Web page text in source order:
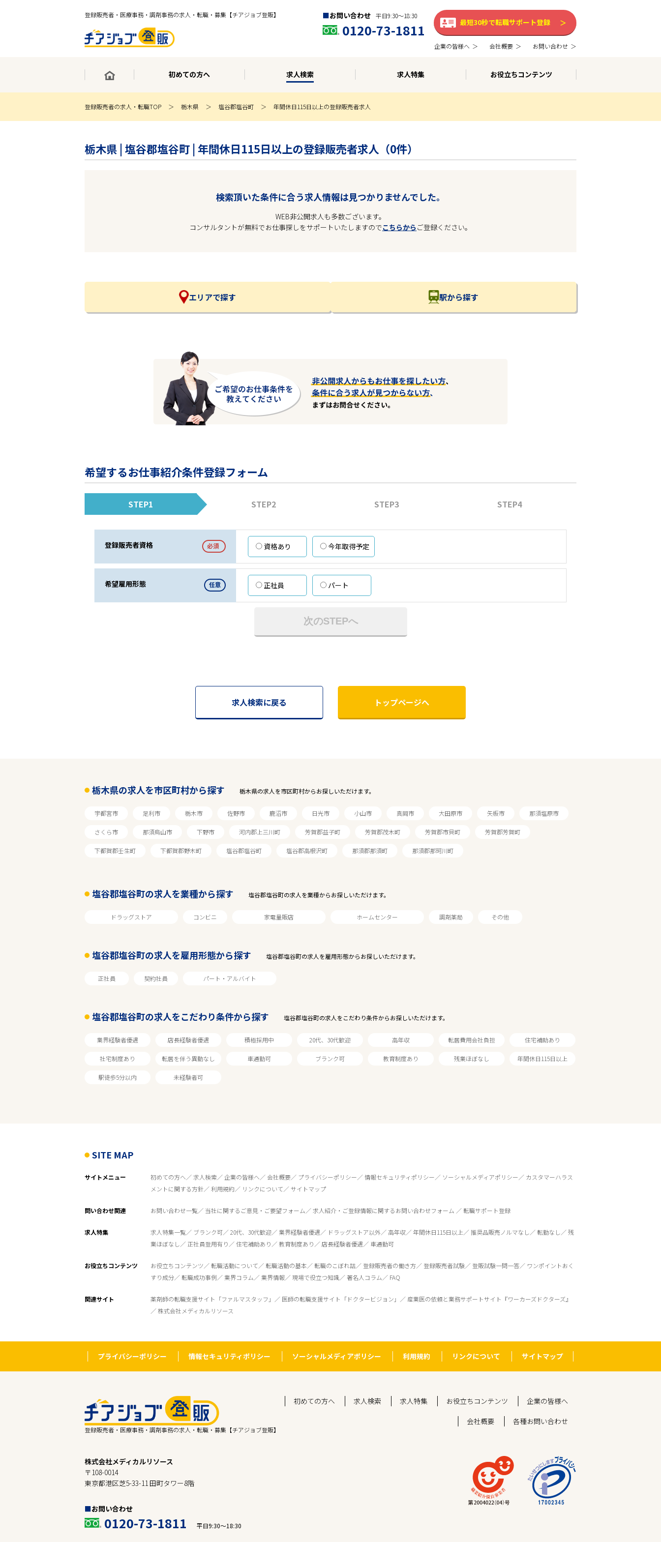
登録販売者・医療事務・調剤事務の求人・転職・募集【チアジョブ登販】 お問い合わせ 平日9:30〜18:30
0120-73-1811 最短30秒で転職サポート登録
企業の皆様へ 会社概要 お問い合わせ
初めての方へ 求人検索 求人特集 お役立ちコンテンツ
登録販売者の求人・転職TOP 栃木県 塩谷郡塩谷町 年間休日115日以上の登録販売者求人
栃木県 | 塩谷郡塩谷町 | 年間休日115日以上の登録販売者求人（0件）
検索頂いた条件に合う求人情報は見つかりませんでした。
WEB非公開求人も多数ございます。
コンサルタントが無料でお仕事探しをサポートいたしますのでこちらから ご登録ください。
エリアで探す 駅から探す
塩谷郡塩谷町
年間休日115日以上
フリーワード
0 件
希望するお仕事紹介条件登録フォーム
STEP1 STEP2 STEP3 STEP4
登録販売者資格 必須 資格あり 今年取得予定
希望雇用形態 任意 正社員 パート
次のSTEPへ
求人検索に戻る トップページへ
栃木県の求人を市区町村から探す 栃木県の求人を市区町村からお探しいただけます。
宇都宮市 足利市 栃木市 佐野市 鹿沼市 日光市 小山市 真岡市 大田原市 矢板市 那須塩原市
さくら市 那須烏山市 下野市 河内郡上三川町 芳賀郡益子町 芳賀郡茂木町 芳賀郡市貝町 芳賀郡芳賀町
下都賀郡壬生町 下都賀郡野木町 塩谷郡塩谷町 塩谷郡高根沢町 那須郡那須町 那須郡那珂川町
塩谷郡塩谷町の求人を業種から探す 塩谷郡塩谷町の求人を業種からお探しいただけます。
ドラッグストア コンビニ 家電量販店 ホームセンター 調剤薬局 その他
塩谷郡塩谷町の求人を雇用形態から探す 塩谷郡塩谷町の求人を雇用形態からお探しいただけます。
正社員 契約社員 パート・アルバイト
塩谷郡塩谷町の求人をこだわり条件から探す 塩谷郡塩谷町の求人をこだわり条件からお探しいただけます。
業界経験者優遇 店長経験者優遇 積極採用中 20代、30代歓迎 高年収 転居費用会社負担 住宅補助あり
社宅制度あり 転居を伴う異動なし 車通勤可 ブランク可 教育制度あり 残業ほぼなし 年間休日115日以上
駅徒歩5分以内 未経験者可
SITE MAP
サイトメニュー 初めての方へ 求人検索 企業の皆様へ 会社概要 プライバシーポリシー 情報セキュリティポリシー ソーシャルメディアポリシー
カスタマーハラス
メントに関する方針
利用規約 リンクについて サイトマップ
問い合わせ関連 お問い合わせ一覧 当社に関するご意見・ご要望フォーム 求人紹介・ご登録情報に関するお問い合わせフォーム 転職サポート登録
求人特集 求人特集一覧 ブランク可 20代、30代歓迎 業界経験者優遇 ドラッグストア以外 高年収 年間休日115日以上 推奨品販売ノルマなし 転勤なし
残
業ほぼなし
正社員登用有り 住宅補助あり 教育制度あり 店長経験者優遇 車通勤可
お役立ちコンテンツ お役立ちコンテンツ 転職活動について 転職活動の基本 転職のこぼれ話 登録販売者の働き方 登録販売者試験 登販試験一問一答
ワンポイントおく
すり成分
転職成功事例 業界コラム 業界情報 現場で役立つ知識 著名人コラム FAQ
関連サイト 薬剤師の転職支援サイト「ファルマスタッフ」 医師の転職支援サイト「ドクタービジョン」
産業医の依頼と業務サポートサイト『ワーカーズドクターズ』
株式会社メディカルリソース
プライバシーポリシー 情報セキュリティポリシー ソーシャルメディアポリシー 利用規約 リンクについて サイトマップ
登録販売者・医療事務・調剤事務の求人・転職・募集【チアジョブ登販】
初めての方へ 求人検索 求人特集 お役立ちコンテンツ 企業の皆様へ
会社概要 各種お問い合わせ
株式会社メディカルリソース
〒108-0014
東京都港区芝5-33-11 田町タワー8階
お問い合わせ
0120-73-1811 平日9:30〜18:30